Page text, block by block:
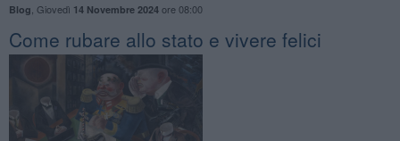
Blog Giovedì 14 Novembre 2024ore 08:00
Come rubare allo stato e vivere felici